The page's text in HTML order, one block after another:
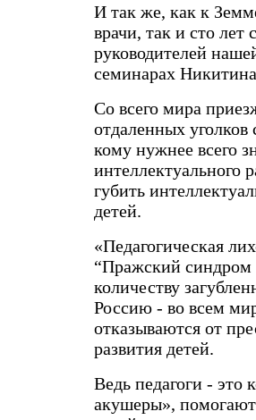
И так же, как к
врачи, так и сто лет
руководителей
семинарах
Со всего мира
отдаленных уголков
кому нужнее всего
интеллектуального
губить
детей.
«Педагогическая
“Пражский синдром
количеству
Россию - во всем
отказываются от
развития детей.
Ведь педагоги - это
акушеры», помогают